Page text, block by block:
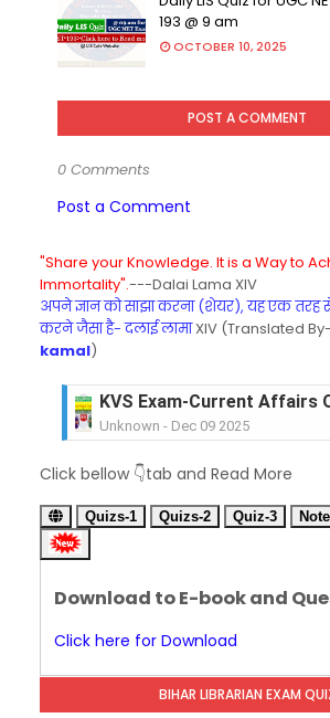
193 @ 9 am
OCTOBER 10, 2025
POST A COMMENT
0 Comments
Post a Comment
"Share your Knowledge. It is a Way to
Immortality".---Dalai Lama XIV
अपने ज्ञान को साझा करना (शेयर), यह एक तरह से
करने जैसा है- दलाई लामाXIV (Translated By-
kamal)
KVS Exam-Current Affairs
Unknown - Dec 09 2025
Unknown- Dec 08 2025
KVS Exam-Current Affairs
Unknown-Dec 07 2025
KVS Exam-Current Affairs
KVS Exam-Current Affairs
Unknown-Dec 04 2025
KVS Exam-Current Affairs
Click bellow 👇tab and Read More
Quizs-1 Quizs-2 Quiz-3
Download to E-book and
Click here for Download
BIHAR LIBRARIAN EXAM